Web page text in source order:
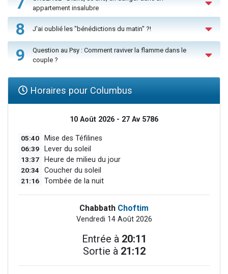
appartement insalubre
8 J'ai oublié les "bénédictions du matin" ?!
9
Question au Psy : Comment raviver la flamme dans le
couple ?
Horaires pour Columbus
10 Août 2026 - 27 Av 5786
05:40 Mise des Téfilines
06:39 Lever du soleil
13:37 Heure de milieu du jour
20:34 Coucher du soleil
21:16 Tombée de la nuit
Chabbath Choftim
Vendredi 14 Août 2026
Entrée à 20:11
Sortie à 21:12